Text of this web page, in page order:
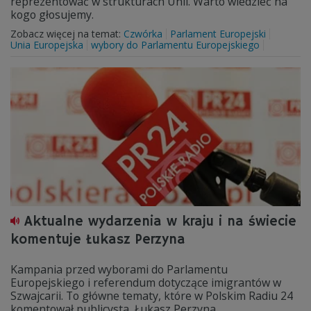
kogo głosujemy.
Zobacz więcej na temat: Czwórka
Parlament Europejski
Unia Europejska
wybory do Parlamentu Europejskiego
Aktualne wydarzenia w kraju i na świecie
komentuje Łukasz Perzyna
Kampania przed wyborami do Parlamentu
Europejskiego i referendum dotyczące imigrantów w
Szwajcarii. To główne tematy, które w Polskim Radiu 24